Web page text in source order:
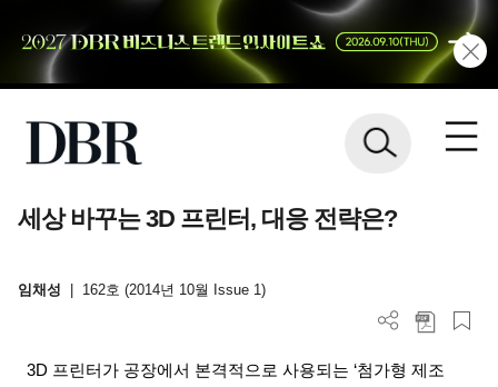
세상 바꾸는 3D 프린터, 대응 전략은?
임채성 162호 (2014년 10월 Issue 1)
3D 프린터가 공장에서 본격적으로 사용되는 ‘첨가형 제조